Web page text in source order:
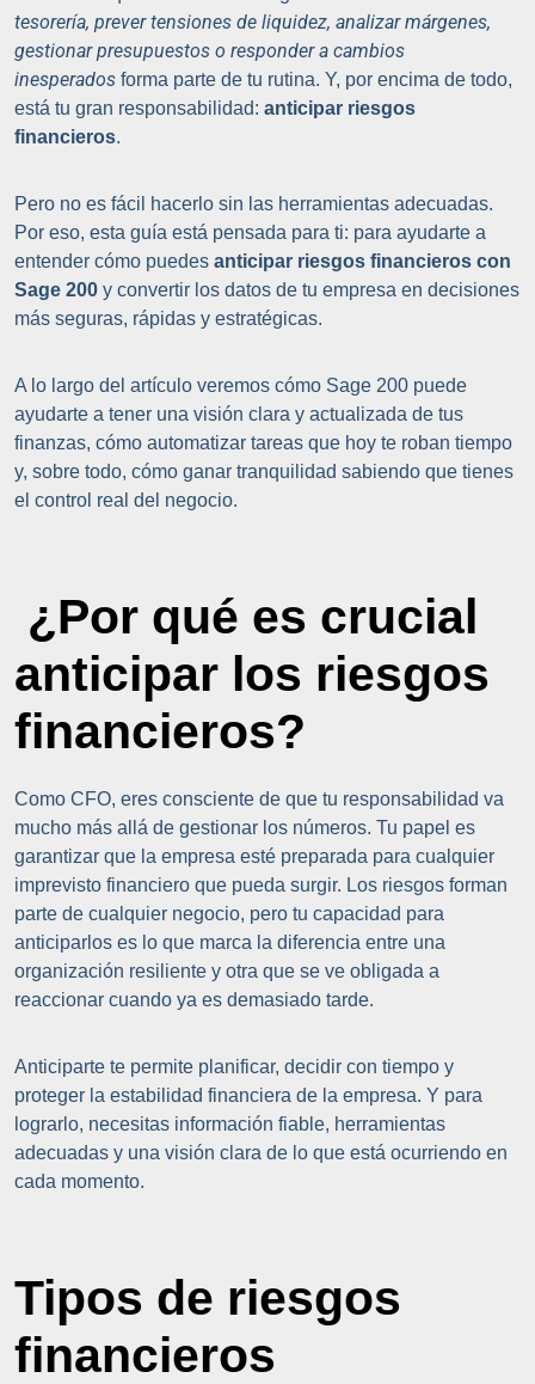
tesorería, prever tensiones de liquidez, analizar márgenes,
gestionar presupuestos o responder a cambios
inesperados forma parte de tu rutina. Y, por encima de todo,
está tu gran responsabilidad: anticipar riesgos
financieros.
Pero no es fácil hacerlo sin las herramientas adecuadas.
Por eso, esta guía está pensada para ti: para ayudarte a
entender cómo puedes anticipar riesgos financieros con
Sage 200 y convertir los datos de tu empresa en decisiones
más seguras, rápidas y estratégicas.
A lo largo del artículo veremos cómo Sage 200 puede
ayudarte a tener una visión clara y actualizada de tus
finanzas, cómo automatizar tareas que hoy te roban tiempo
y, sobre todo, cómo ganar tranquilidad sabiendo que tienes
el control real del negocio.
¿Por qué es crucial
anticipar los riesgos
financieros?
Como CFO, eres consciente de que tu responsabilidad va
mucho más allá de gestionar los números. Tu papel es
garantizar que la empresa esté preparada para cualquier
imprevisto financiero que pueda surgir. Los riesgos forman
parte de cualquier negocio, pero tu capacidad para
anticiparlos es lo que marca la diferencia entre una
organización resiliente y otra que se ve obligada a
reaccionar cuando ya es demasiado tarde.
Anticiparte te permite planificar, decidir con tiempo y
proteger la estabilidad financiera de la empresa. Y para
lograrlo, necesitas información fiable, herramientas
adecuadas y una visión clara de lo que está ocurriendo en
cada momento.
Tipos de riesgos
financieros